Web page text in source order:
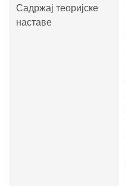
Садржај теоријске
наставе